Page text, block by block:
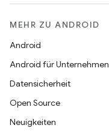
MEHR ZU ANDROID
Android
Android für Unternehmen
Datensicherheit
Open Source
Neuigkeiten